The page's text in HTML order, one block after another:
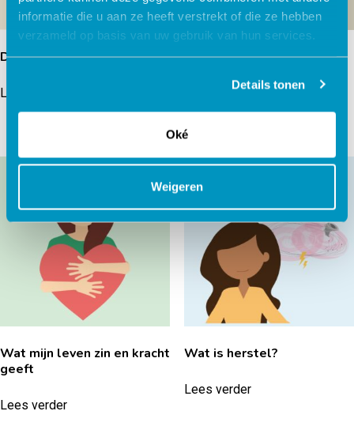
informatie die u aan ze heeft verstrekt of die ze hebben
verzameld op basis van uw gebruik van hun services.
Details tonen
Oké
Weigeren
Delictanalyse
Lees verder
Oudertraining
Lees verder
Wat mijn leven zin en kracht
geeft
Lees verder
Wat is herstel?
Lees verder